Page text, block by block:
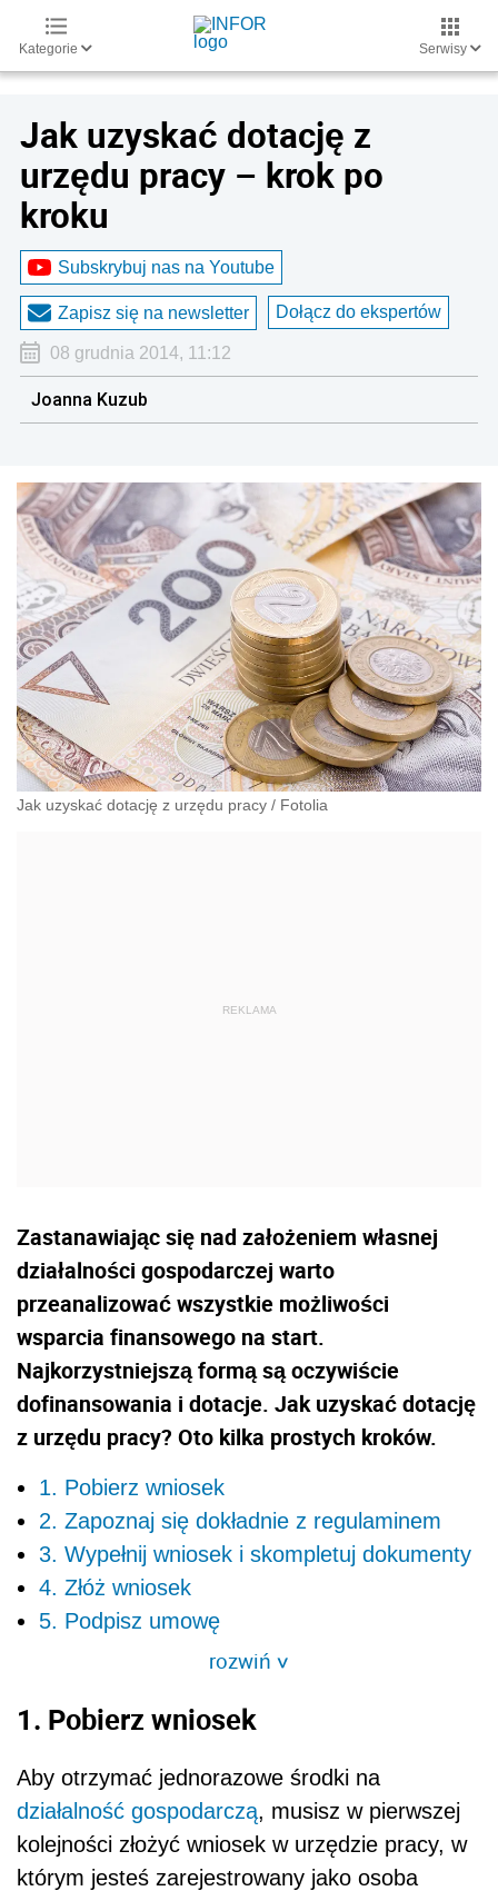
Kategorie Serwisy
Jak uzyskać dotację z
urzędu pracy – krok po
kroku
Subskrybuj nas na Youtube
Zapisz się na newsletter Dołącz do ekspertów
08 grudnia 2014, 11:12
Joanna Kuzub
Jak uzyskać dotację z urzędu pracy / Fotolia
Zastanawiając się nad założeniem własnej
działalności gospodarczej warto
przeanalizować wszystkie możliwości
wsparcia finansowego na start.
Najkorzystniejszą formą są oczywiście
dofinansowania i dotacje. Jak uzyskać dotację
z urzędu pracy? Oto kilka prostych kroków.
1. Pobierz wniosek
2. Zapoznaj się dokładnie z regulaminem
3. Wypełnij wniosek i skompletuj dokumenty
4. Złóż wniosek
5. Podpisz umowę
rozwiń>
1. Pobierz wniosek
Aby otrzymać jednorazowe środki na
działalność gospodarczą, musisz w pierwszej
kolejności złożyć wniosek w urzędzie pracy, w
którym jesteś zarejestrowany jako osoba